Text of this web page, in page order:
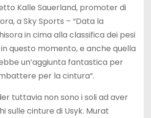
Kalle Sauerland, promoter di
a Sky Sports – “Data la
​​in cima alla classifica dei pesi
questo momento, e anche quella
un’aggiunta fantastica per
per la cintura”.
tuttavia non sono i soli ad aver
sulle cinture di Usyk. Murat